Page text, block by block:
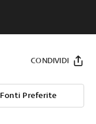
Fonti Preferite
CONDIVIDI